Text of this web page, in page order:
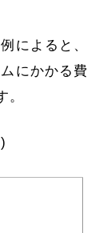
によると、
にかかる費